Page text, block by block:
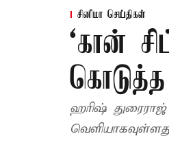
சினிமா செய்திகள்
‘கான்
கொடுத்த
ஹரிஷ்